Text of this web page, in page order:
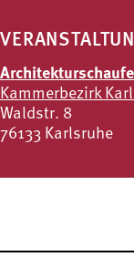
Kammerbezirk
Waldstr. 8
76133 Karlsruhe